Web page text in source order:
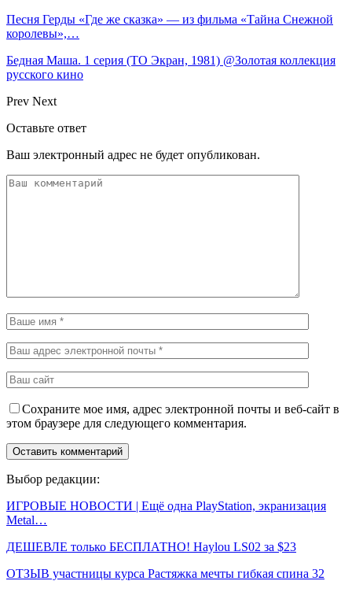
Песня Герды «Где же сказка» — из фильма «Тайна Снежной
королевы»,…
Бедная Маша. 1 серия (ТО Экран, 1981) @Золотая коллекция
русского кино
Prev Next
Оставьте ответ
Ваш электронный адрес не будет опубликован.
Сохраните мое имя, адрес электронной почты и веб-сайт в
этом браузере для следующего комментария.
Выбор редакции:
ИГРОВЫЕ НОВОСТИ | Ещё одна PlayStation, экранизация
Metal…
ДЕШЕВЛЕ только БЕСПЛАТНО! Haylou LS02 за $23
ОТЗЫВ участницы курса Растяжка мечты гибкая спина 32